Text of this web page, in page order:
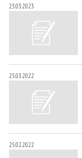
23.03.2023
25.03.2022
25.02.2022